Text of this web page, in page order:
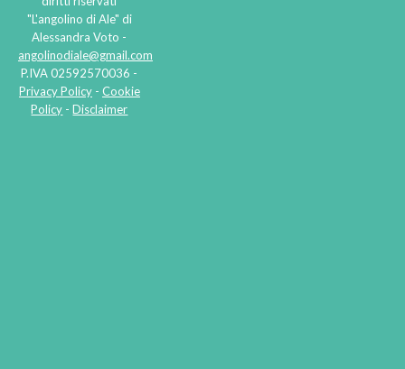
"L'angolino di Ale" di
Alessandra Voto -
angolinodiale@gmail.com
P.IVA 02592570036 -
Privacy Policy- Cookie
Policy -Disclaimer